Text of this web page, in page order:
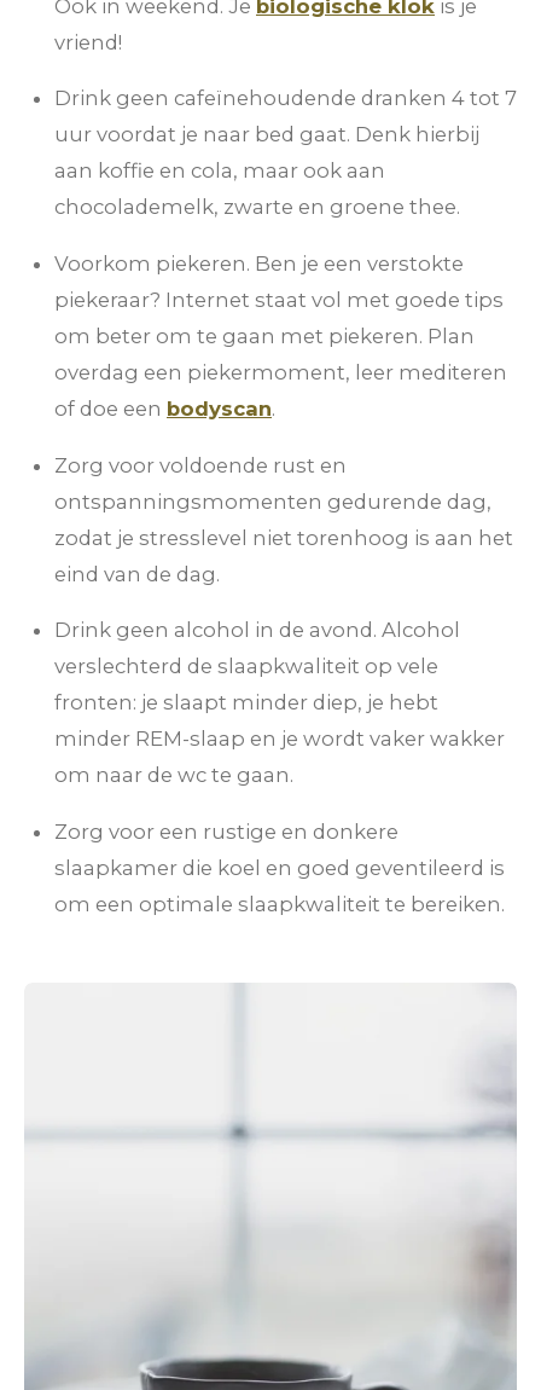
Ook in weekend. Je biologische klok is je
vriend!
Drink geen cafeïnehoudende dranken 4 tot 7
uur voordat je naar bed gaat. Denk hierbij
aan koffie en cola, maar ook aan
chocolademelk, zwarte en groene thee.
Voorkom piekeren. Ben je een verstokte
piekeraar? Internet staat vol met goede tips
om beter om te gaan met piekeren. Plan
overdag een piekermoment, leer mediteren
of doe een bodyscan.
Zorg voor voldoende rust en
ontspanningsmomenten gedurende dag,
zodat je stresslevel niet torenhoog is aan het
eind van de dag.
Drink geen alcohol in de avond. Alcohol
verslechterd de slaapkwaliteit op vele
fronten: je slaapt minder diep, je hebt
minder REM-slaap en je wordt vaker wakker
om naar de wc te gaan.
Zorg voor een rustige en donkere
slaapkamer die koel en goed geventileerd is
om een optimale slaapkwaliteit te bereiken.